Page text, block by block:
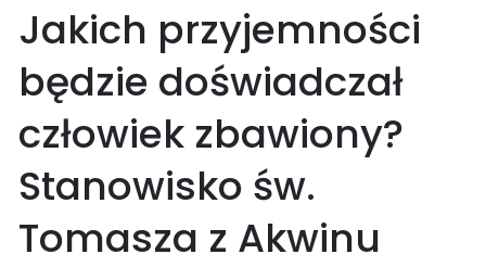
Jakich przyjemności
będzie doświadczał
człowiek zbawiony?
Stanowisko św.
Tomasza z Akwinu